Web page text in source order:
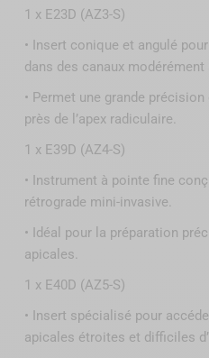
1 x E23D (AZ3-S)
• Insert conique et angulé
dans des canaux
• Permet une grande
près de l’apex radiculaire.
1 x E39D (AZ4-S)
• Instrument à pointe fine
rétrograde mini-invasive.
• Idéal pour la préparation
apicales.
1 x E40D (AZ5-S)
• Insert spécialisé pour
apicales étroites et difficiles